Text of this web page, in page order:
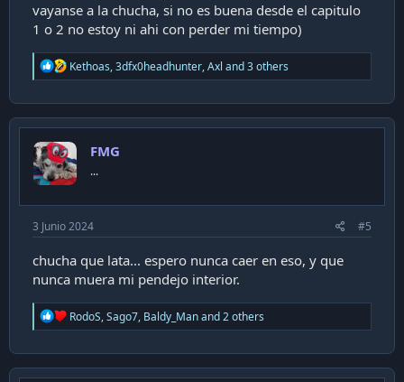
vayanse a la chucha, si no es buena desde el capitulo
1 o 2 no estoy ni ahi con perder mi tiempo)
R
e
c
t
o
n
s
Kethoas,3dfx0headhunter,Axl and 3 others
FMG
...
3 Junio 2024 #5
chucha que lata... espero nunca caer en eso, y que
nunca muera mi pendejo interior.
R
e
c
t
RodoS,Sago7, Baldy_Manand 2 others